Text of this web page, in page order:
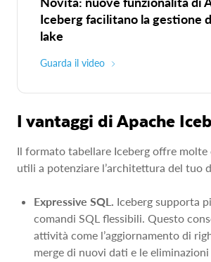
Iceberg facilitano la gestione
lake
Guarda il video
I vantaggi di Apache
Il formato tabellare Iceberg offre
utili a potenziare l’architettura del tuo
Expressive SQL.
Iceberg supporta
comandi SQL flessibili. Questo
attività come l’aggiornamento di
merge di nuovi dati e le